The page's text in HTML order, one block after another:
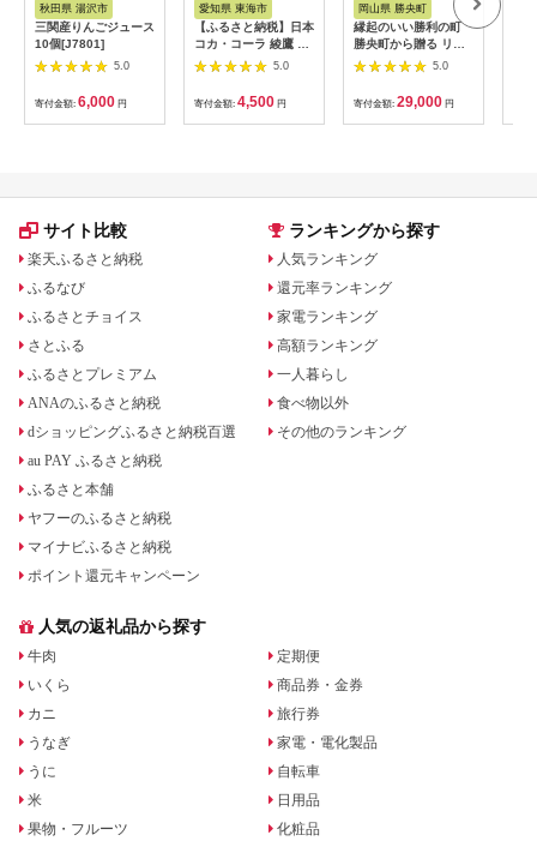
秋田県 湯沢市
三関産りんごジュース
10個[J7801]
5.0
寄付金額: 6,000 円
愛知県 東海市
【ふるさと納税】日本
コカ・コーラ 綾鷹 緑
茶 2L 6本 ペットボト
【1721645】
5.0
寄付金額: 4,500 円
岡山県 勝央町
縁起のいい勝利の町
勝央町から贈る リポ
ビタンfine 50本セッ
ト 女性向け 大正製薬
医薬部外品 _S105
5.0
寄付金額: 29,000 円
サイト比較
楽天ふるさと納税
ふるなび
ふるさとチョイス
さとふる
ふるさとプレミアム
ANAのふるさと納税
dショッピングふるさと納税百選
au PAY ふるさと納税
ふるさと本舗
ヤフーのふるさと納税
マイナビふるさと納税
ポイント還元キャンペーン
ランキングから探す
人気ランキング
還元率ランキング
家電ランキング
高額ランキング
一人暮らし
食べ物以外
その他のランキング
人気の返礼品から探す
牛肉
いくら
カニ
うなぎ
うに
米
果物・フルーツ
定期便
商品券・金券
旅行券
家電・電化製品
自転車
日用品
化粧品